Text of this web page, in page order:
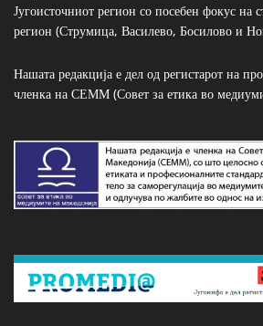
Југоисточниот регион со посебен фокус на
регион (Струмица, Василево, Босилово и
Нашата редакција е дел од регистарот на
членка на СЕММ (Совет за етика во